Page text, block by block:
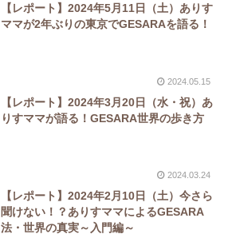
【レポート】2024年5月11日（土）ありす
ママが2年ぶりの東京でGESARAを語る！
2024.05.15
【レポート】2024年3月20日（水・祝）あ
りすママが語る！GESARA世界の歩き方
2024.03.24
【レポート】2024年2月10日（土）今さら
聞けない！？ありすママによるGESARA
法・世界の真実～入門編～